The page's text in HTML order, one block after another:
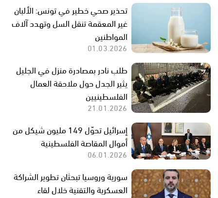
تحذير صحي خطير في تونس: الألبان
غير المعقمة تنقل السل وتهدد آلاف
المواطنين
01.03.2026
طلب نادر بمصادرة منزل في الجليل
يثير الجدل حول ملاحقة العمال
الفلسطينيين
21.01.2026
إسرائيل تحوّل 149 مليون شيكل من
أموال المقاصة الفلسطينية
06.01.2026
سورية وروسيا تبحثان تطوير الشراكة
العسكرية والتقنية خلال لقاء